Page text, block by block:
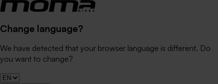
Change language?
We have detected that your browser language is different. Do
you want to change?